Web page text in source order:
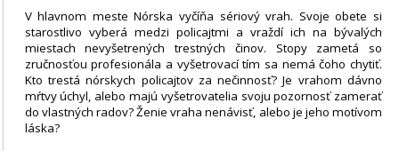
V hlavnom meste Nórska vyčíňa sériový vrah. Svoje obete si
starostlivo vyberá medzi policajtmi a vraždí ich na bývalých
miestach nevyšetrených trestných činov. Stopy zametá so
zručnosťou profesionála a vyšetrovací tím sa nemá čoho chytiť.
Kto trestá nórskych policajtov za nečinnosť? Je vrahom dávno
mŕtvy úchyl, alebo majú vyšetrovatelia svoju pozornosť zamerať
do vlastných radov? Ženie vraha nenávisť, alebo je jeho motívom
láska?